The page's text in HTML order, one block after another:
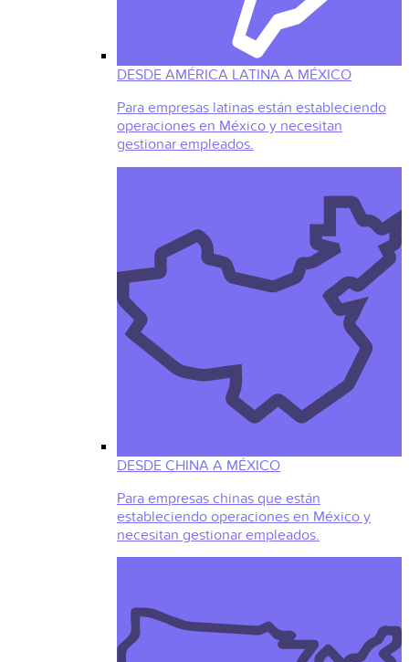
DESDE AMÉRICA LATINA A MÉXICO
Para empresas latinas están estableciendo
operaciones en México y necesitan
gestionar empleados.
DESDE CHINA A MÉXICO
Para empresas chinas que están
estableciendo operaciones en México y
necesitan gestionar empleados.